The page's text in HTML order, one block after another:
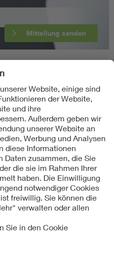
Mitteilung senden